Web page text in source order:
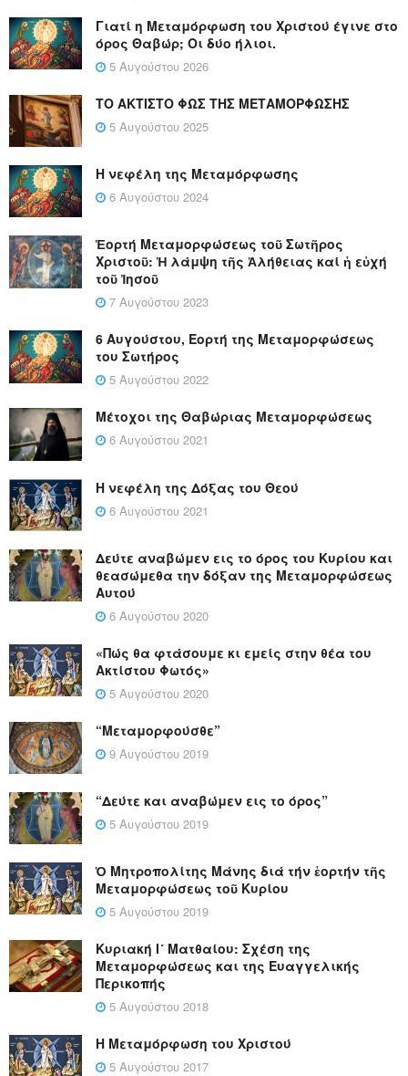
Γιατί η Μεταμόρφωση του Χριστού έγινε στο
όρος Θαβώρ; Οι δύο ήλιοι.
5 Αυγούστου 2026
ΤΟ ΑΚΤΙΣΤΟ ΦΩΣ ΤΗΣ ΜΕΤΑΜΟΡΦΩΣΗΣ
5 Αυγούστου 2025
Η νεφέλη της Μεταμόρφωσης
6 Αυγούστου 2024
Ἑορτή Μεταμορφώσεως τοῦ Σωτῆρος
Χριστοῦ: Ἡ λάμψη τῆς Ἀλήθειας καί ἡ εὐχή
τοῦ Ἰησοῦ
7 Αυγούστου 2023
6 Αυγούστου, Εορτή της Μεταμορφώσεως
του Σωτήρος
5 Αυγούστου 2022
Μέτοχοι της Θαβώριας Μεταμορφώσεως
6 Αυγούστου 2021
Η νεφέλη της Δόξας του Θεού
6 Αυγούστου 2021
Δεύτε αναβώμεν εις το όρος του Κυρίου και
θεασώμεθα την δόξαν της Μεταμορφώσεως
Αυτού
6 Αυγούστου 2020
«Πώς θα φτάσουμε κι εμείς στην θέα του
Ακτίστου Φωτός»
5 Αυγούστου 2020
“Μεταμορφούσθε”
9 Αυγούστου 2019
“Δεύτε και αναβώμεν εις το όρος”
5 Αυγούστου 2019
Ὁ Μητροπολίτης Μάνης διά τήν ἑορτήν τῆς
Μεταμορφώσεως τοῦ Κυρίου
5 Αυγούστου 2019
Κυριακή Ι´ Ματθαίου: Σχέση της
Μεταμορφώσεως και της Ευαγγελικής
Περικοπής
5 Αυγούστου 2018
Η Μεταμόρφωση του Χριστού
5 Αυγούστου 2017